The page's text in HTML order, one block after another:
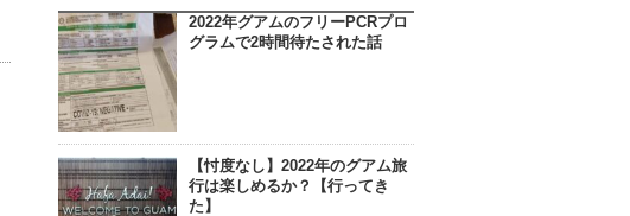
2022年グアムのフリーPCRプロ
グラムで2時間待たされた話
【忖度なし】2022年のグアム旅
行は楽しめるか？【行ってき
た】